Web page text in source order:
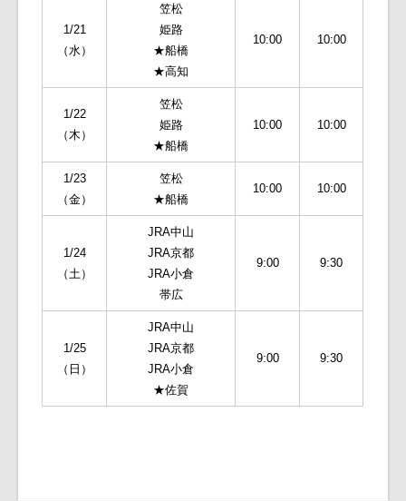
1/21
（水）
笠松
姫路
★船橋
★高知
10:00 10:00
1/22
（木）
笠松
姫路
★船橋
10:00 10:00
1/23
（金）
笠松
★船橋
10:00 10:00
1/24
（土）
JRA中山
JRA京都
JRA小倉
帯広
9:00 9:30
1/25
（日）
JRA中山
JRA京都
JRA小倉
★佐賀
9:00 9:30